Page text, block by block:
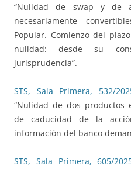
“Nulidad de swap y de
necesariamente
Popular. Comienzo del
nulidad: desde su
jurisprudencia”.
STS, Sala Primera, 532/
“Nulidad de dos productos
de caducidad de la
información del banco
STS, Sala Primera, 605/